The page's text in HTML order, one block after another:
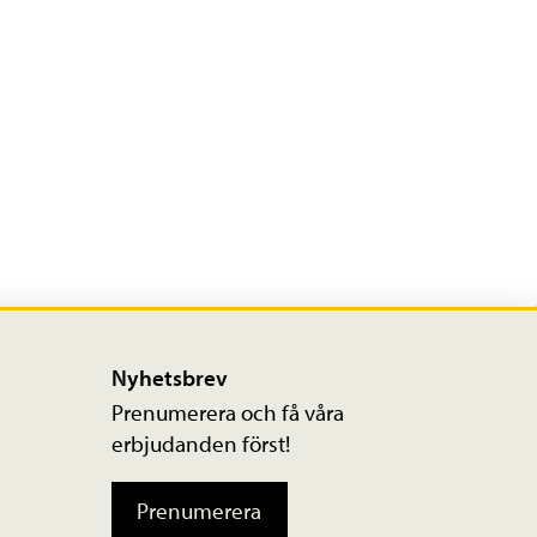
Nyhetsbrev
Prenumerera och få våra
erbjudanden först!
Prenumerera